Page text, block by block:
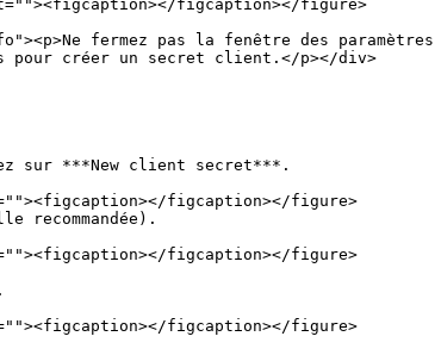
pour créer un secret client.</p></div>
sur ***New client secret***.